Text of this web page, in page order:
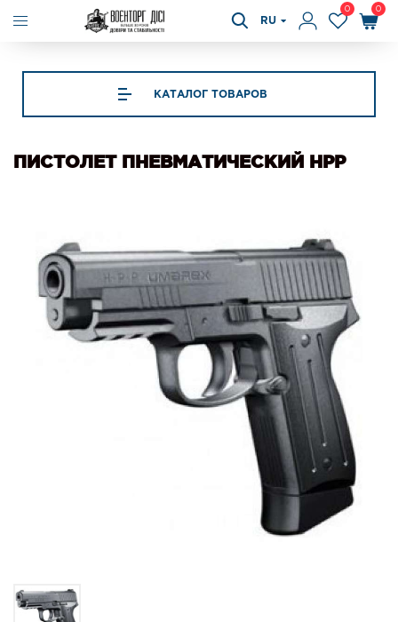
RU
0 0
КАТАЛОГ ТОВАРОВ
ПИСТОЛЕТ ПНЕВМАТИЧЕСКИЙ HPP